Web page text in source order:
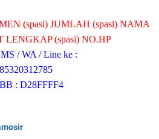
(spasi) JUMLAH (spasi) NAMA
LENGKAP (spasi) NO.HP
/ WA / Line ke :
: D28FFFF4